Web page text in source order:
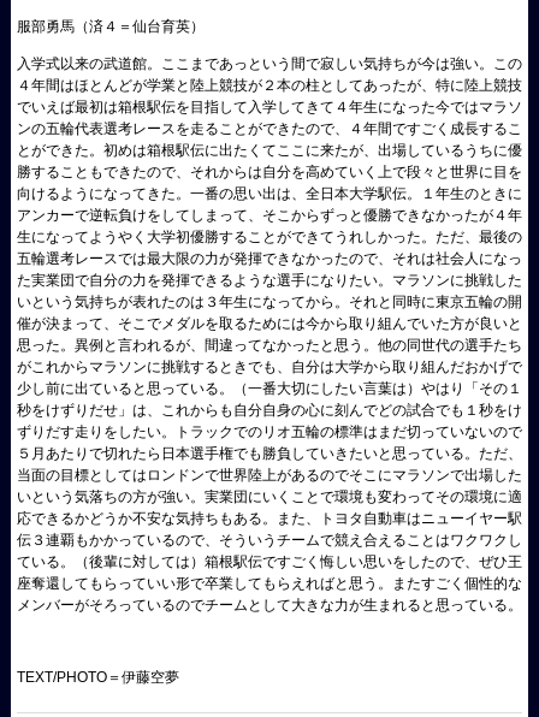
服部勇馬（済４＝仙台育英）
入学式以来の武道館。ここまであっという間で寂しい気持ちが今は強い。この
４年間はほとんどが学業と陸上競技が２本の柱としてあったが、特に陸上競技
でいえば最初は箱根駅伝を目指して入学してきて４年生になった今ではマラソ
ンの五輪代表選考レースを走ることができたので、４年間ですごく成長するこ
とができた。初めは箱根駅伝に出たくてここに来たが、出場しているうちに優
勝することもできたので、それからは自分を高めていく上で段々と世界に目を
向けるようになってきた。一番の思い出は、全日本大学駅伝。１年生のときに
アンカーで逆転負けをしてしまって、そこからずっと優勝できなかったが４年
生になってようやく大学初優勝することができてうれしかった。ただ、最後の
五輪選考レースでは最大限の力が発揮できなかったので、それは社会人になっ
た実業団で自分の力を発揮できるような選手になりたい。マラソンに挑戦した
いという気持ちが表れたのは３年生になってから。それと同時に東京五輪の開
催が決まって、そこでメダルを取るためには今から取り組んでいた方が良いと
思った。異例と言われるが、間違ってなかったと思う。他の同世代の選手たち
がこれからマラソンに挑戦するときでも、自分は大学から取り組んだおかげで
少し前に出ていると思っている。（一番大切にしたい言葉は）やはり「その１
秒をけずりだせ」は、これからも自分自身の心に刻んでどの試合でも１秒をけ
ずりだす走りをしたい。トラックでのリオ五輪の標準はまだ切っていないので
５月あたりで切れたら日本選手権でも勝負していきたいと思っている。ただ、
当面の目標としてはロンドンで世界陸上があるのでそこにマラソンで出場した
いという気落ちの方が強い。実業団にいくことで環境も変わってその環境に適
応できるかどうか不安な気持ちもある。また、トヨタ自動車はニューイヤー駅
伝３連覇もかかっているので、そういうチームで競え合えることはワクワクし
ている。（後輩に対しては）箱根駅伝ですごく悔しい思いをしたので、ぜひ王
座奪還してもらっていい形で卒業してもらえればと思う。またすごく個性的な
メンバーがそろっているのでチームとして大きな力が生まれると思っている。
TEXT/PHOTO＝伊藤空夢